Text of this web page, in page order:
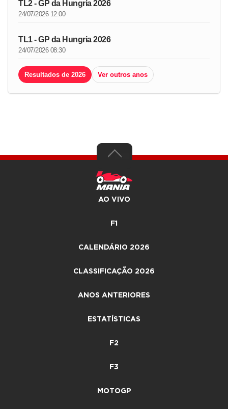
TL2 - GP da Hungria 2026
24/07/2026 12:00
TL1 - GP da Hungria 2026
24/07/2026 08:30
Resultados de 2026 Ver outros anos
AO VIVO
F1
CALENDÁRIO 2026
CLASSIFICAÇÃO 2026
ANOS ANTERIORES
ESTATÍSTICAS
F2
F3
MOTOGP